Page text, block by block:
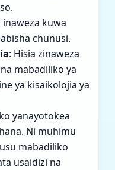
inaweza kuwa
chunusi.
: Hisia zinaweza
mabadiliko ya
ya kisaikolojia ya
yanayotokea
Ni muhimu
mabadiliko
usaidizi na